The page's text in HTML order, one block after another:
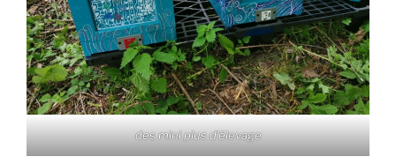
des mini plus d’élevage